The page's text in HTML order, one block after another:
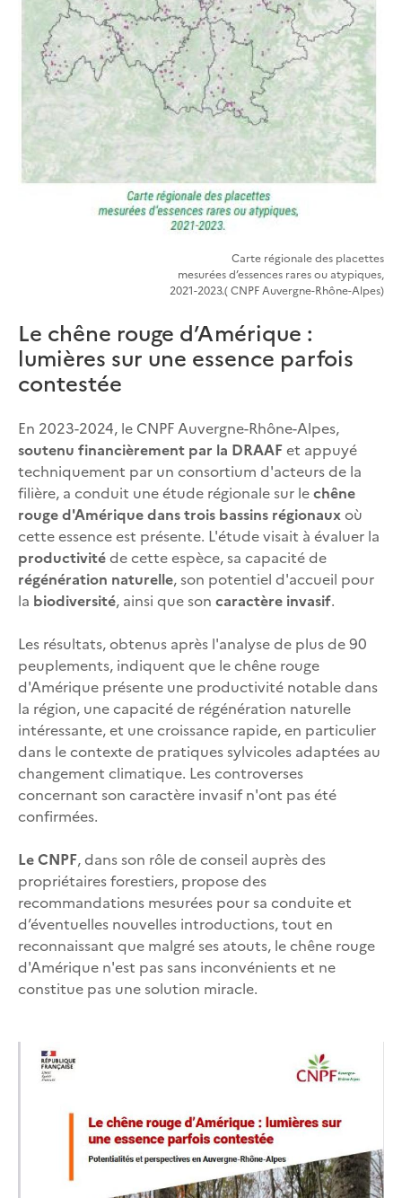
Carte régionale des placettes
mesurées d’essences rares ou atypiques,
2021-2023.( CNPF Auvergne-Rhône-Alpes)
Le chêne rouge d’Amérique :
lumières sur une essence parfois
contestée
En 2023-2024, le CNPF Auvergne-Rhône-Alpes,
soutenu financièrement par la DRAAFet appuyé
techniquement par un consortium d'acteurs de la
filière, a conduit une étude régionale sur lechêne
rouge d'Amérique dans trois bassins régionauxoù
cette essence est présente. L'étude visait à évaluer la
productivitéde cette espèce, sa capacité de
régénération naturelle, son potentiel d'accueil pour
la biodiversité, ainsi que son caractère invasif.
Les résultats, obtenus après l'analyse de plus de 90
peuplements, indiquent que le chêne rouge
d'Amérique présente une productivité notable dans
la région, une capacité de régénération naturelle
intéressante, et une croissance rapide, en particulier
dans le contexte de pratiques sylvicoles adaptées au
changement climatique. Les controverses
concernant son caractère invasif n'ont pas été
confirmées.
Le CNPF, dans son rôle de conseil auprès des
propriétaires forestiers, propose des
recommandations mesurées pour sa conduite et
d’éventuelles nouvelles introductions, tout en
reconnaissant que malgré ses atouts, le chêne rouge
d'Amérique n'est pas sans inconvénients et ne
constitue pas une solution miracle.